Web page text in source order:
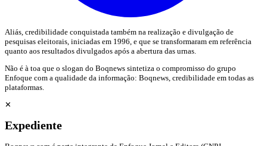
Aliás, credibilidade conquistada também na realização e divulgação de
pesquisas eleitorais, iniciadas em 1996, e que se transformaram em referência
quanto aos resultados divulgados após a abertura das urnas.
Não é à toa que o slogan do Boqnews sintetiza o compromisso do grupo
Enfoque com a qualidade da informação: Boqnews, credibilidade em todas as
plataformas.
✕
Expediente